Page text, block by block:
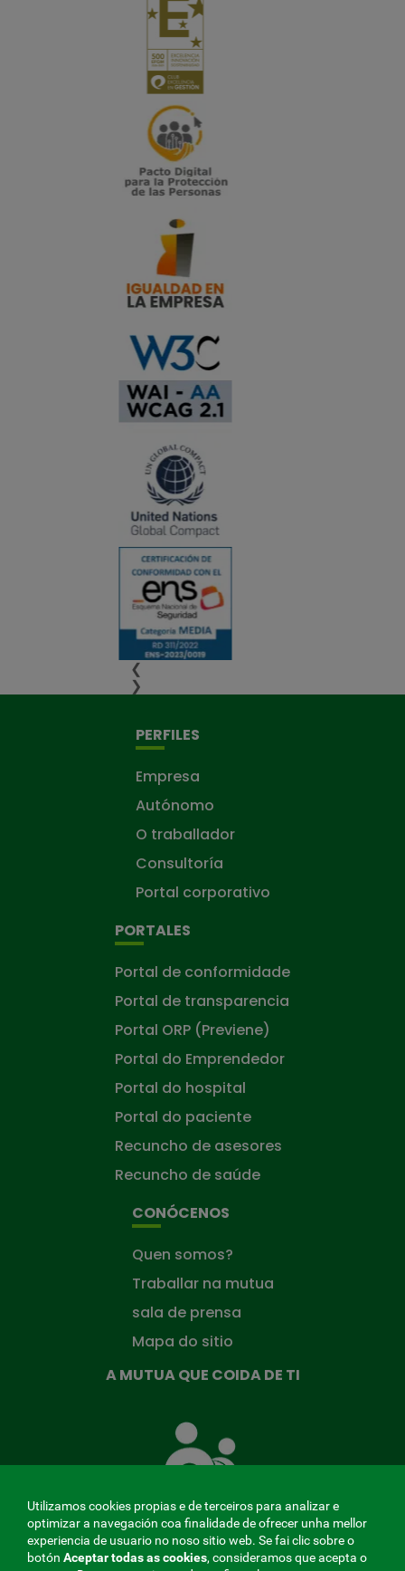
❮
❯
PERFILES
Empresa
Autónomo
O traballador
Consultoría
Portal corporativo
PORTALES
Portal de conformidade
Portal de transparencia
Portal ORP (Previene)
Portal do Emprendedor
Portal do hospital
Portal do paciente
Recuncho de asesores
Recuncho de saúde
CONÓCENOS
Quen somos?
Traballar na mutua
sala de prensa
Mapa do sitio
A MUTUA QUE COIDA DE TI
Mutua
que
Utilizamos cookies propias e de terceiros para analizar e
optimizar a navegación coa finalidade de ofrecer unha mellor
experiencia de usuario no noso sitio web. Se fai clic sobre o
botón Aceptar todas as cookies, consideramos que acepta o